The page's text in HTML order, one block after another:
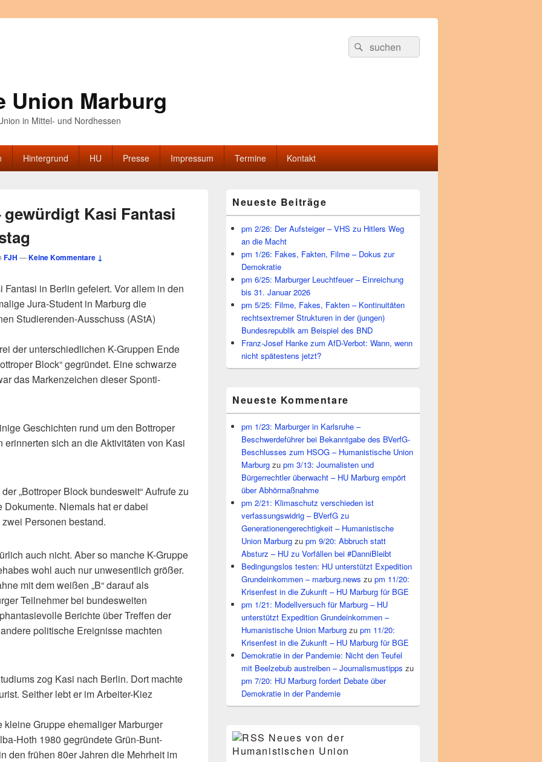
Union Marburg
in Mittel- und Nordhessen
Suche
nach:
Suchen
Hintergrund HU Presse Impressum Termine Kontakt
Kasi Fantasi
FJH —Keine Kommentare ↓
in Berlin gefeiert. Vor allem in den
Jura-Student in Marburg die
Studierenden-Ausschuss (AStA)
der unterschiedlichen K-Gruppen Ende
Block“ gegründet. Eine schwarze
das Markenzeichen dieser Sponti-
Geschichten rund um den Bottroper
erinnerten sich an die Aktivitäten von Kasi
„Bottroper Block bundesweit“ Aufrufe zu
Niemals hat er dabei
Personen bestand.
auch nicht. Aber so manche K-Gruppe
wohl auch nur unwesentlich größer.
mit dem weißen „B“ darauf als
Teilnehmer bei bundesweiten
Berichte über Treffen der
politische Ereignisse machten
zog Kasi nach Berlin. Dort machte
Seither lebt er im Arbeiter-Kiez
Gruppe ehemaliger Marburger
Hoth 1980 gegründete Grün-Bunt-
den frühen 80er Jahren die Mehrheit im
Seitenleisten
Widget-
Bereich
Neueste Beiträge
pm 2/26: Der Aufsteiger – VHS zu Hitlers Weg
an die Macht
pm 1/26: Fakes, Fakten, Filme – Dokus zur
Demokratie
pm 6/25: Marburger Leuchtfeuer – Einreichung
bis 31. Januar 2026
pm 5/25: Filme, Fakes, Fakten – Kontinuitäten
rechtsextremer Strukturen in der (jungen)
Bundesrepublik am Beispiel des BND
Franz-Josef Hanke zum AfD-Verbot: Wann, wenn
nicht spätestens jetzt?
Neueste Kommentare
pm 1/23: Marburger in Karlsruhe –
Beschwerdeführer bei Bekanntgabe des BVerfG-
Beschlusses zum HSOG – Humanistische Union
Marburg zu pm 3/13: Journalisten und
Bürgerrechtler überwacht – HU Marburg empört
über Abhörmaßnahme
pm 2/21: Klimaschutz verschieden ist
verfassungswidrig – BVerfG zu
Generationengerechtigkeit – Humanistische
Union Marburg zu pm 9/20: Abbruch statt
Absturz – HU zu Vorfällen bei #DanniBleibt
Bedingungslos testen: HU unterstützt Expedition
Grundeinkommen – marburg.news zu pm 11/20:
Krisenfest in die Zukunft – HU Marburg für BGE
pm 1/21: Modellversuch für Marburg – HU
unterstützt Expedition Grundeinkommen –
Humanistische Union Marburg zu pm 11/20:
Krisenfest in die Zukunft – HU Marburg für BGE
Demokratie in der Pandemie: Nicht den Teufel
mit Beelzebub austreiben – Journalismustipps zu
pm 7/20: HU Marburg fordert Debate über
Demokratie in der Pandemie
Neues von der
Humanistischen Union